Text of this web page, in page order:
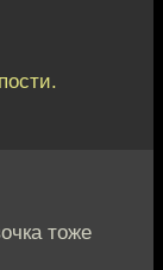
тоже